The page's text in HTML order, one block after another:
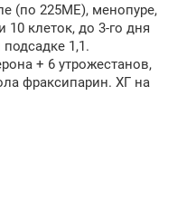
(по 225МЕ), менопуре,
10 клеток, до 3-го дня
1,1.
+ 6 утрожестанов,
фраксипарин. ХГ на